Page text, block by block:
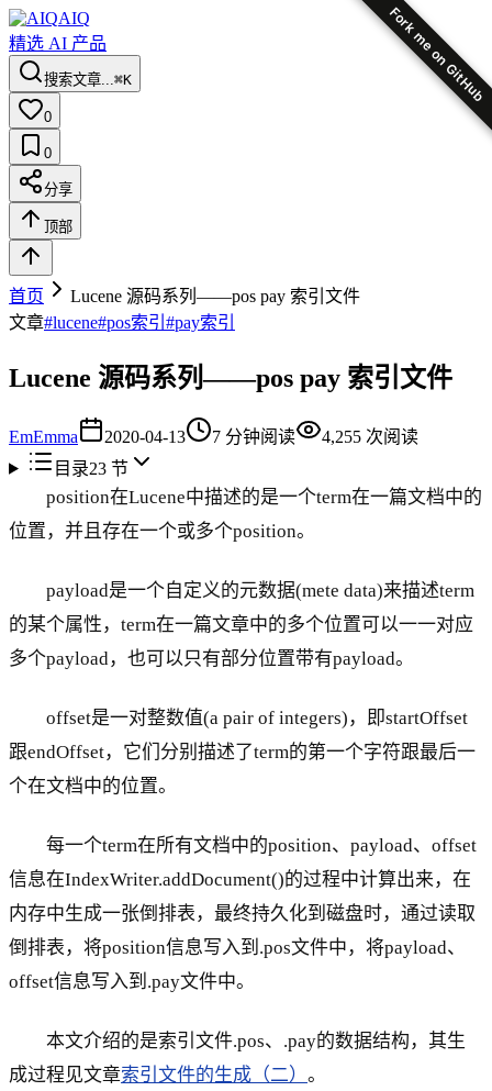
Fork me on GitHub
AIQ
精选 AI 产品
搜索文章...⌘K
0
0
分享
顶部
首页
Lucene 源码系列——pos pay 索引文件
文章#lucene#pos索引 #pay索引
Lucene 源码系列——pos pay 索引文件
EmEmma 2020-04-13 7 分钟阅读 4,255 次阅读
目录23节
position在Lucene中描述的是一个term在一篇文档中的
位置，并且存在一个或多个position。
payload是一个自定义的元数据(mete data)来描述term
的某个属性，term在一篇文章中的多个位置可以一一对应
多个payload，也可以只有部分位置带有payload。
offset是一对整数值(a pair of integers)，即startOffset
跟endOffset，它们分别描述了term的第一个字符跟最后一
个在文档中的位置。
每一个term在所有文档中的position、payload、offset
信息在IndexWriter.addDocument()的过程中计算出来，在
内存中生成一张倒排表，最终持久化到磁盘时，通过读取
倒排表，将position信息写入到.pos文件中，将payload、
offset信息写入到.pay文件中。
本文介绍的是索引文件.pos、.pay的数据结构，其生
成过程见文章索引文件的生成（二） 。